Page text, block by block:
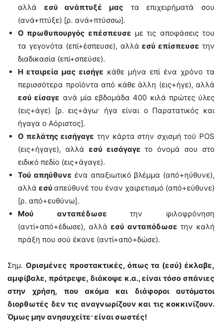
αλλά εσύ ανάπτυξέ μας τα επιχειρήματά σου
(ανά+πτύξε) [ρ. ανά+πτύσσω].
Ο πρωθυπουργός επέσπευσε με τις αποφάσεις του
τα γεγονότα (επί+έσπευσε), αλλάεσύ επίσπευσε την
διαδικασία (επί+σπεύσε).
Η εταιρεία μας εισήγε κάθε μήνα επί ένα χρόνο τα
περισσότερα προϊόντα από κάθε άλλη (εις+ήγε), αλλά
εσύ είσαγε ανά μία εβδομάδα 400 κιλά πρώτες ύλες
(εις+άγε) [ρ. εις+άγω· ήγα είναι ο Παρατατικός και
ήγαγα ο Αόριστος].
Ο πελάτης εισήγαγε την κάρτα στην σχισμή τού POS
(εις+ήγαγε), αλλά εσύ εισάγαγε το όνομά σου στο
ειδικό πεδίο (εις+άγαγε).
Τού απηύθυνε ένα απαξιωτικό βλέμμα (από+ηύθυνε),
αλλά εσύ απεύθυνέ του έναν χαιρετισμό (από+εύθυνε)
[ρ. από+ευθύνω].
Μού ανταπέδωσετην φιλοφρόνηση
(αντί+από+έδωσε), αλλάεσύ ανταπόδωσε την καλή
πράξη που σού έκανε (αντί+από+δώσε).
Σημ. Ορισμένες προστακτικές, όπως τα (εσύ) έκλαβε,
αμφίβαλε, πρότρεψε, διάκοψε κ.α., είναι τόσο σπάνιες
στην χρήση, που ακόμα και διάφοροι αυτόματοι
διορθωτές δεν τις αναγνωρίζουν και τις κοκκινίζουν.
Όμως μην ανησυχείτε· είναι σωστές!